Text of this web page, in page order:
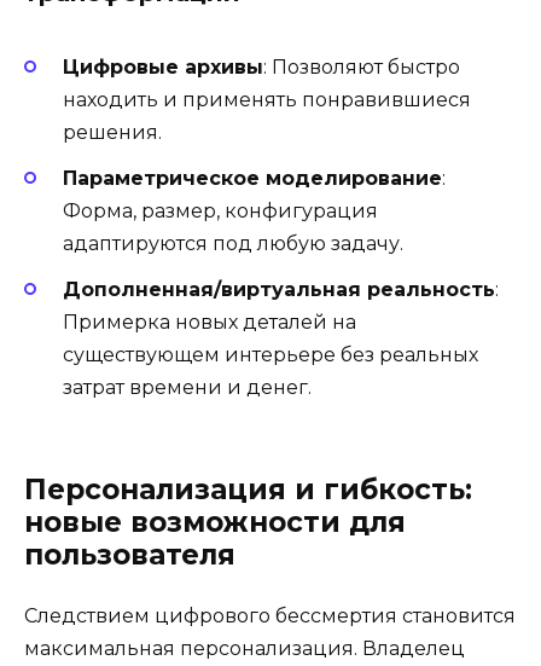
Цифровые архивы: Позволяют быстро
находить и применять понравившиеся
решения.
Параметрическое моделирование:
Форма, размер, конфигурация
адаптируются под любую задачу.
Дополненная/виртуальная реальность:
Примерка новых деталей на
существующем интерьере без реальных
затрат времени и денег.
Персонализация и гибкость:
новые возможности для
пользователя
Следствием цифрового бессмертия становится
максимальная персонализация. Владелец